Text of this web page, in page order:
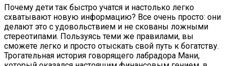
Почему дети так быстро учатся и настолько легко
схватывают новую информацию? Все очень просто: они
делают это с удовольствием и не скованы ложными
стереотипами. Пользуясь теми же правилами, вы
сможете легко и просто отыскать свой путь к богатству.
Трогательная история говорящего лабрадора Мани,